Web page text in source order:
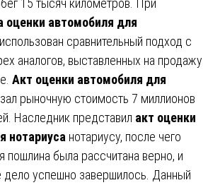
оценки автомобиля для
сравнительный подход с
аналогов, выставленных на продажу
Акт оценки автомобиля для
рыночную стоимость 7 миллионов
Наследник представил акт оценки
нотариуса нотариусу, после чего
пошлина была рассчитана верно, и
дело успешно завершилось. Данный